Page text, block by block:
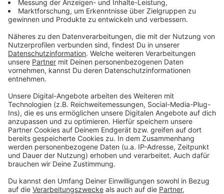
im Alter.
Zuzahlungsfreie Füllungen:
Anzeige
Wer gesetzlich krankenversichert ist, hat einen
Anspruch auf eine zuzahlungsfreie Füllung. Die
Basistherapie übernehmen gesetzliche Krankenkassen
komplett, also Amalgam im Seitenzahnbereich und
Komposit (Kunststoff) im Frontzahnbereich. Treten
Mängel an der Füllung auf, an dem Patienten keine
Schuld tragen, sind Zahnärzte gesetzlich zur